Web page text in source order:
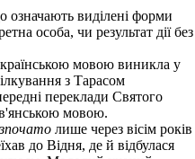
виділені форми
особа, чи результат дії без
мовою виникла у
з Тарасом
переклади Святого
мовою.
лише через вісім років
до Відня, де й відбулася